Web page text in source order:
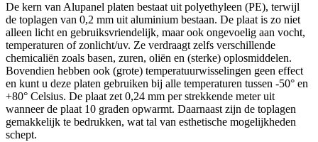
De kern van Alupanel platen bestaat uit polyethyleen (PE), terwijl
de toplagen van 0,2 mm uit aluminium bestaan. De plaat is zo niet
alleen licht en gebruiksvriendelijk, maar ook ongevoelig aan vocht,
temperaturen of zonlicht/uv. Ze verdraagt zelfs verschillende
chemicaliën zoals basen, zuren, oliën en (sterke) oplosmiddelen.
Bovendien hebben ook (grote) temperatuurwisselingen geen effect
en kunt u deze platen gebruiken bij alle temperaturen tussen -50° en
+80° Celsius. De plaat zet 0,24 mm per strekkende meter uit
wanneer de plaat 10 graden opwarmt. Daarnaast zijn de toplagen
gemakkelijk te bedrukken, wat tal van esthetische mogelijkheden
schept.